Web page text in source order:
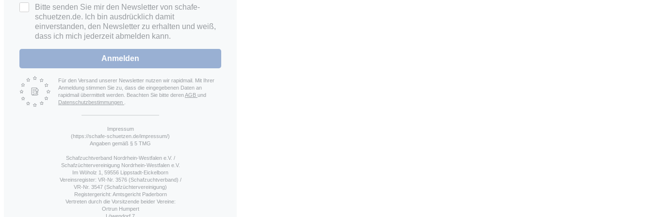
Bitte senden Sie mir den Newsletter von schafe-
schuetzen.de. Ich bin ausdrücklich damit
einverstanden, den Newsletter zu erhalten und weiß,
dass ich mich jederzeit abmelden kann.
Anmelden
Für den Versand unserer Newsletter nutzen wir rapidmail. Mit Ihrer
Anmeldung stimmen Sie zu, dass die eingegebenen Daten an
rapidmail übermittelt werden. Beachten Sie bitte derenAGB und
Datenschutzbestimmungen
Impressum
(https://schafe-schuetzen.de/impressum/)
Angaben gemäß § 5 TMG
Schafzuchtverband Nordrhein-Westfalen e.V. /
Schafzüchtervereinigung Nordrhein-Westfalen e.V.
Im Wöholz 1, 59556 Lippstadt-Eickelborn
Vereinsregister: VR-Nr. 3576 (Schafzuchtverband) /
VR-Nr. 3547 (Schafzüchtervereinigung)
Registergericht: Amtsgericht Paderborn
Vertreten durch die Vorsitzende beider Vereine:
Ortrun Humpert